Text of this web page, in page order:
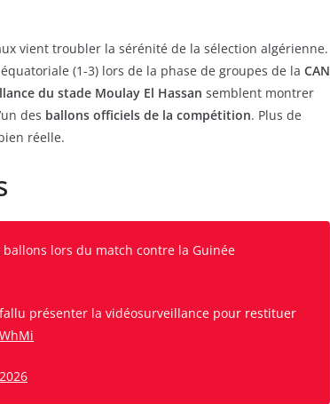
vient troubler la sérénité de la sélection algérienne.
(1-3) lors de la phase de groupes de la CAN
du stade Moulay El Hassan semblent montrer
des ballons officiels de la compétition. Plus de
réelle.
ballons lors du match contre la Guinée
présenter la vidéosurveillance pour restituer